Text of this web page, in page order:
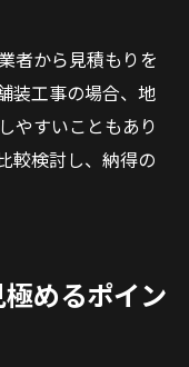
者から見積もりを
装工事の場合、地
やすいこともあり
較検討し、納得の
めるポイン